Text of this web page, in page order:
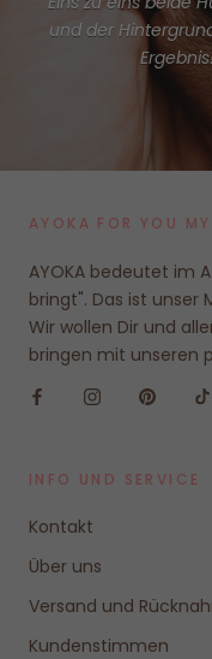
und der
AYOKA FOR YOU MY
AYOKA bedeutet im
bringt". Das ist unser
Wir wollen Dir und
bringen mit unseren
INFO UND SERVICE
Kontakt
Über uns
Versand und
Kundenstimmen